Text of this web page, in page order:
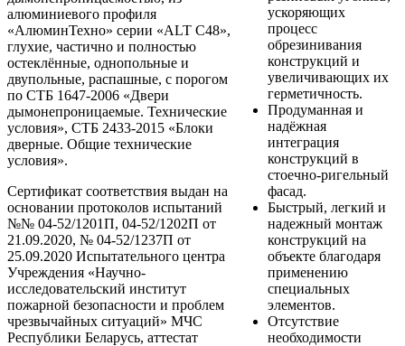
алюминиевого профиля
«АлюминТехно» серии «ALT С48»,
глухие, частично и полностью
остеклённые, однопольные и
двупольные, распашные, с порогом
по СТБ 1647-2006 «Двери
дымонепроницаемые. Технические
условия», СТБ 2433-2015 «Блоки
дверные. Общие технические
условия».
Сертификат соответствия выдан на
основании протоколов испытаний
№№ 04-52/1201П, 04-52/1202П от
21.09.2020, № 04-52/1237П от
25.09.2020 Испытательного центра
Учреждения «Научно-
исследовательский институт
пожарной безопасности и проблем
чрезвычайных ситуаций» МЧС
Республики Беларусь, аттестат
ускоряющих
процесс
обрезинивания
конструкций и
увеличивающих их
герметичность.
Продуманная и
надёжная
интеграция
конструкций в
стоечно-ригельный
фасад.
Быстрый, легкий и
надежный монтаж
конструкций на
объекте благодаря
применению
специальных
элементов.
Отсутствие
необходимости